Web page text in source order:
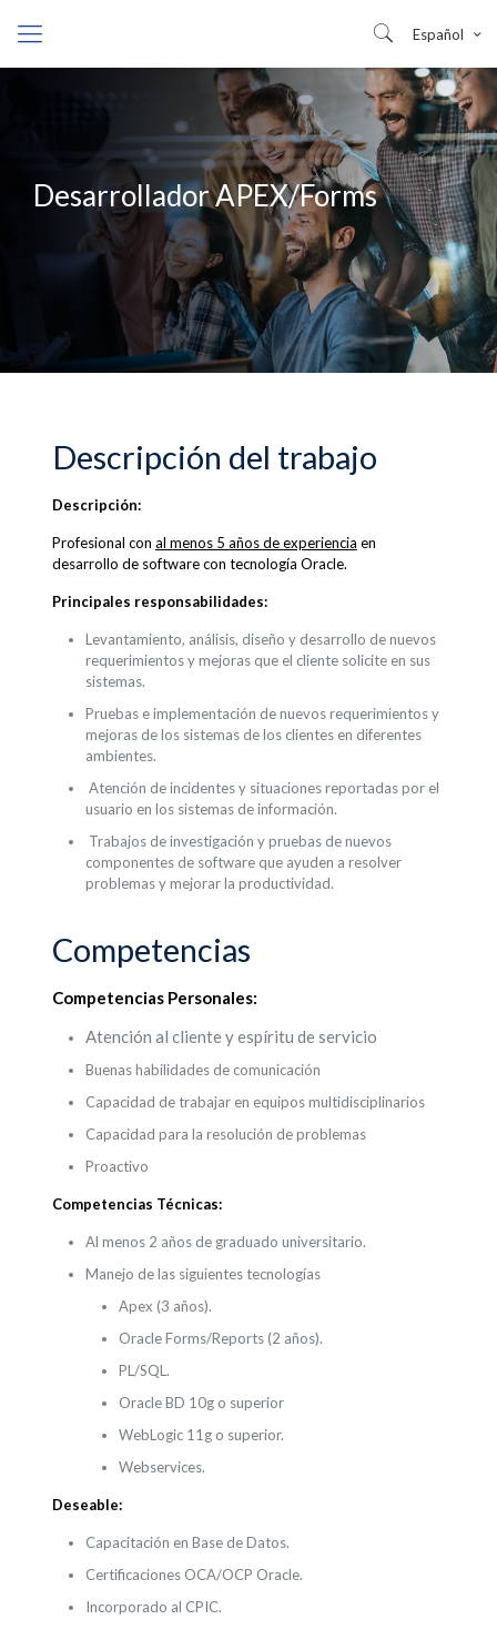
Español
Desarrollador APEX/Forms
Descripción del trabajo
Descripción:
Profesional con al menos 5 años de experiencia en
desarrollo de software con tecnología Oracle.
Principales responsabilidades:
Levantamiento, análisis, diseño y desarrollo de nuevos
requerimientos y mejoras que el cliente solicite en sus
sistemas.
Pruebas e implementación de nuevos requerimientos y
mejoras de los sistemas de los clientes en diferentes
ambientes.
Atención de incidentes y situaciones reportadas por el
usuario en los sistemas de información.
Trabajos de investigación y pruebas de nuevos
componentes de software que ayuden a resolver
problemas y mejorar la productividad.
Competencias
Competencias Personales:
Atención al cliente y espíritu de servicio
Buenas habilidades de comunicación
Capacidad de trabajar en equipos multidisciplinarios
Capacidad para la resolución de problemas
Proactivo
Competencias Técnicas:
Al menos 2 años de graduado universitario.
Manejo de las siguientes tecnologías
Apex (3 años).
Oracle Forms/Reports (2 años).
PL/SQL.
Oracle BD 10g o superior
WebLogic 11g o superior.
Webservices.
Deseable:
Capacitación en Base de Datos.
Certificaciones OCA/OCP Oracle.
Incorporado al CPIC.